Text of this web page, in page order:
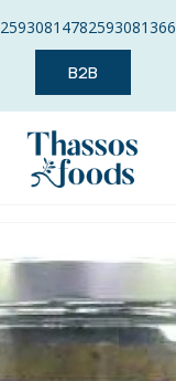
25930814782593081366
B2B